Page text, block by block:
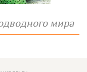
мира